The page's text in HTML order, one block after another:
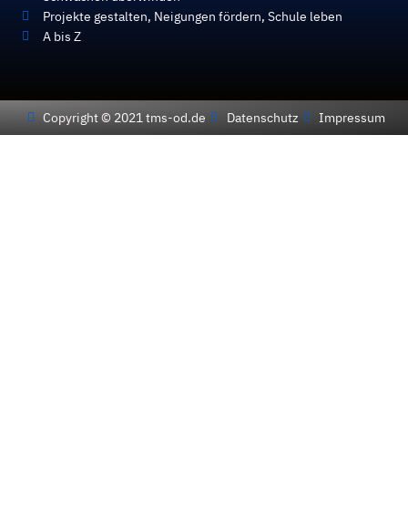
Projekte gestalten, Neigungen fördern, Schule leben
A bis Z
Copyright © 2021 tms-od.de Datenschutz Impressum